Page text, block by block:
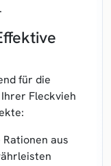
für die
Fleckvieh
aus